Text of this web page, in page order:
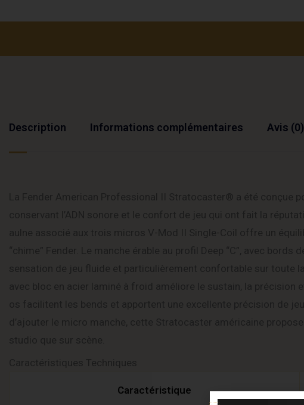
Description Informations complémentaires Avis (0)
Caractéristique